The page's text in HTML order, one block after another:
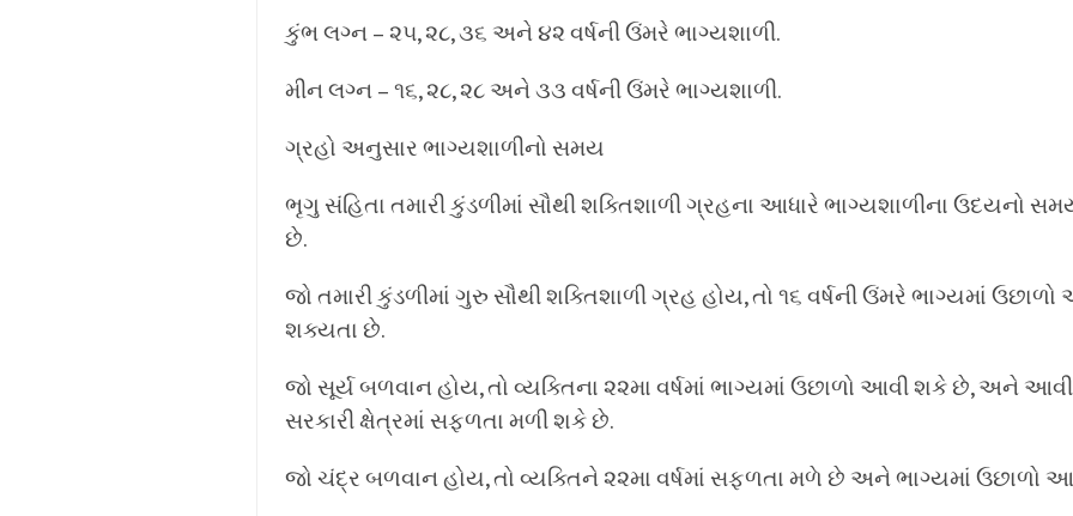
કુંભ લગ્ન – ૨૫, ૨૮, ૩૬ અને ૪૨ વર્ષની ઉંમરે ભાગ્યશાળી.
મીન લગ્ન – ૧૬, ૨૮, ૨૮ અને ૩૩ વર્ષની ઉંમરે ભાગ્યશાળી.
ગ્રહો અનુસાર ભાગ્યશાળીનો સમય
ભૃગુ સંહિતા તમારી કુંડળીમાં સૌથી શક્તિશાળી ગ્રહના આધારે ભાગ્યશાળીના ઉદયનો
છે.
જો તમારી કુંડળીમાં ગુરુ સૌથી શક્તિશાળી ગ્રહ હોય, તો ૧૬ વર્ષની ઉંમરે ભાગ્યમાં
શક્યતા છે.
જો સૂર્ય બળવાન હોય, તો વ્યક્તિના ૨૨મા વર્ષમાં ભાગ્યમાં ઉછાળો આવી શકે છે, અને
સરકારી ક્ષેત્રમાં સફળતા મળી શકે છે.
જો ચંદ્ર બળવાન હોય, તો વ્યક્તિને ૨૨મા વર્ષમાં સફળતા મળે છે અને ભાગ્યમાં ઉછાળો